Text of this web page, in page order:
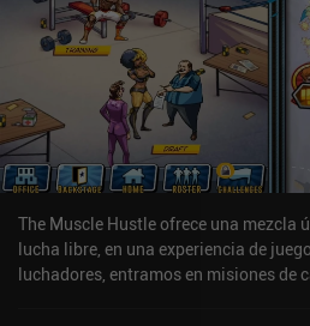
los rompecabezas relajantes con
agradable y una gran atmósfera,
este.
The Muscle Hustle ofrece una mezcla
lucha libre, en una experiencia de
luchadores, entramos en misiones de